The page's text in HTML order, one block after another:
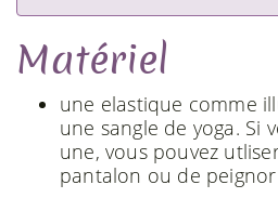
Matériel
une elastique comme
une sangle de yoga. Si
une, vous pouvez
pantalon ou de peignor